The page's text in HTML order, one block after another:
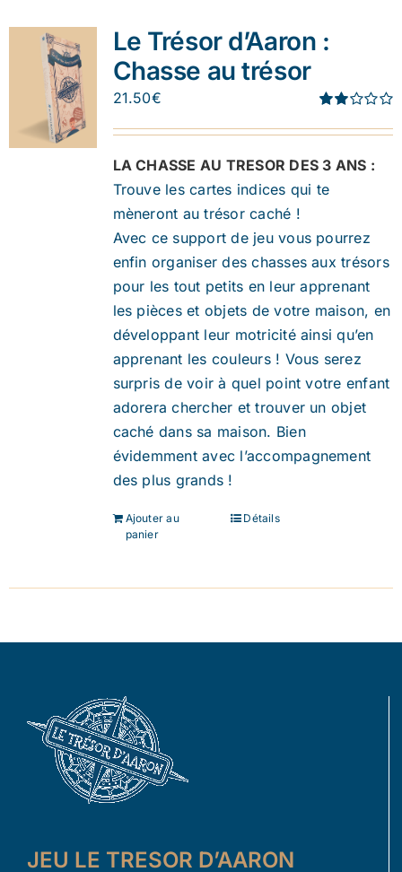
Le Trésor d’Aaron :
Chasse au trésor
1.91
21.50€
LA CHASSE AU TRESOR DES 3 ANS :
Trouve les cartes indices qui te
mèneront au trésor caché !
Avec ce support de jeu vous pourrez
enfin organiser des chasses aux trésors
pour les tout petits en leur apprenant
les pièces et objets de votre maison, en
développant leur motricité ainsi qu’en
apprenant les couleurs ! Vous serez
surpris de voir à quel point votre enfant
adorera chercher et trouver un objet
caché dans sa maison. Bien
évidemment avec l’accompagnement
des plus grands !
Ajouter au
panier
Détails
JEU LE TRESOR D’AARON